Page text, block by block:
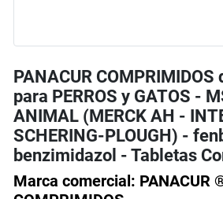
PANACUR
para PERROS y GATOS -
ANIMAL (MERCK AH -
SCHERING-PLOUGH) -
benzimidazol - Tabletas
Marca comercial: PANACUR